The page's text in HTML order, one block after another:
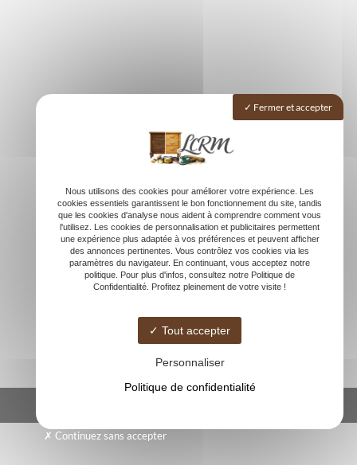
Accueil
Relooking de meuble
Décapage
Laquage
Vernissage
Réalisations – Avant/Après
Réalisations – Après
Actualités
Contact
Fermer et accepter
Nous utilisons des cookies pour améliorer votre expérience. Les
cookies essentiels garantissent le bon fonctionnement du site, tandis
que les cookies d'analyse nous aident à comprendre comment vous
l'utilisez. Les cookies de personnalisation et publicitaires permettent
une expérience plus adaptée à vos préférences et peuvent afficher
des annonces pertinentes. Vous contrôlez vos cookies via les
paramètres du navigateur. En continuant, vous acceptez notre
politique. Pour plus d'infos, consultez notre Politique de
Confidentialité. Profitez pleinement de votre visite !
Tout accepter
Personnaliser
Politique de confidentialité
Continuez sans accepter